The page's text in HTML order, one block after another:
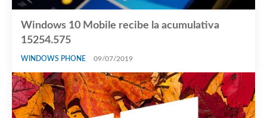
Windows 10 Mobile recibe la acumulativa
15254.575
WINDOWS PHONE 09/07/2019